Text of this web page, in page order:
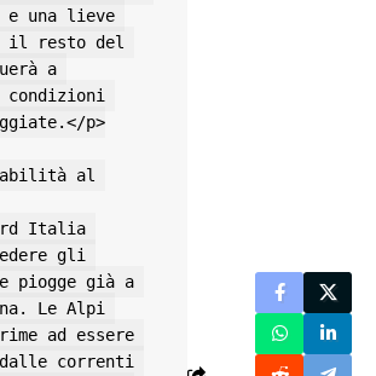
e una lieve
il resto del
a
condizioni
p>
gli
già a
Le Alpi
ad essere
correnti